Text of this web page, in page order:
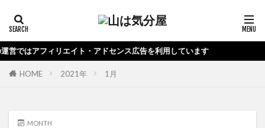
フィリエイト・アドセンス広告を利用しています
HOME 2021年 1月
MONTH